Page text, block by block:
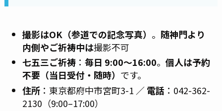
撮影はOK（参道での記念写真） 。 随神門より
内側やご祈祷中は撮影不可
七五三ご祈祷： 毎日 9:00〜16:00。 個人は予約
不要（当日受付・随時） です。
住所：東京都府中市宮町3-1 ／ 電話 ：042-362-
2130（9:00–17:00）